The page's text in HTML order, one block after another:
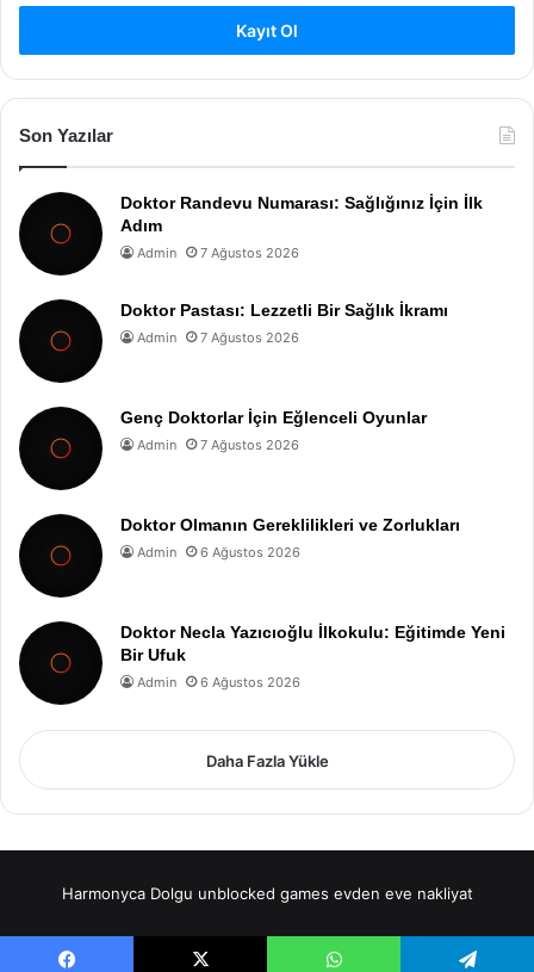
Kayıt Ol
Son Yazılar
Doktor Randevu Numarası: Sağlığınız İçin İlk
Adım
Admin 7 Ağustos 2026
Doktor Pastası: Lezzetli Bir Sağlık İkramı
Admin 7 Ağustos 2026
Genç Doktorlar İçin Eğlenceli Oyunlar
Admin 7 Ağustos 2026
Doktor Olmanın Gereklilikleri ve Zorlukları
Admin 6 Ağustos 2026
Doktor Necla Yazıcıoğlu İlkokulu: Eğitimde Yeni
Bir Ufuk
Admin 6 Ağustos 2026
Daha Fazla Yükle
Harmonyca Dolgu unblocked games evden eve nakliyat